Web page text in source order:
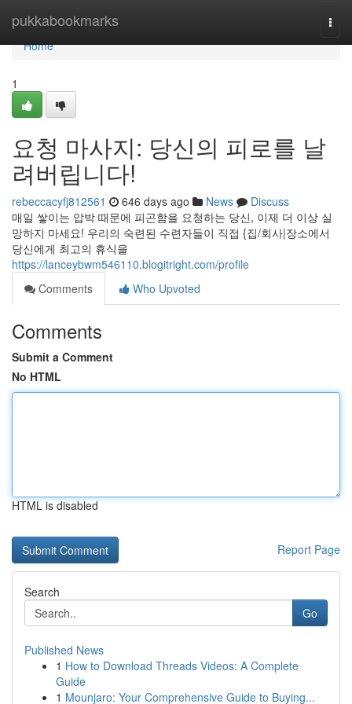
pukkabookmarks
Home
Home
1
요청 마사지: 당신의 피로를 날
려버립니다!
rebeccacyfj812561 646 days ago News
Discuss
매일 쌓이는 압박 때문에 피곤함을 요청하는 당신, 이제 더 이상 실
망하지 마세요! 우리의 숙련된 수련자들이 직접 {집/회사|장소에서
당신에게 최고의 휴식을
https://lanceybwm546110.blogitright.com/profile
Comments
Who Upvoted
Comments
Submit a Comment
No HTML
HTML is disabled
Report Page
Search
Go
Published News
1 How to Download Threads Videos: A Complete
Guide
1 Mounjaro: Your Comprehensive Guide to Buying...